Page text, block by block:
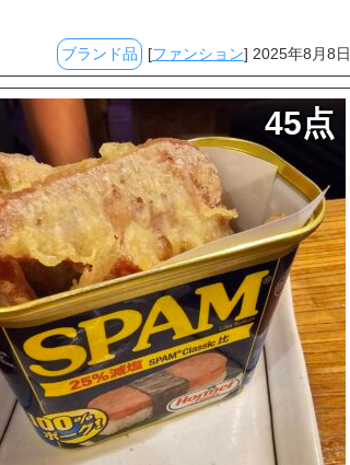
ブランド品 [ファンション] 2025年8月8日
45点